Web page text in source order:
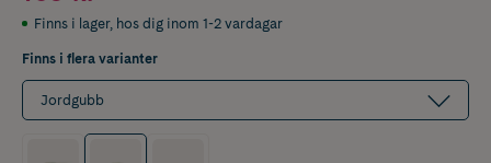
Finns i lager, hos dig inom 1-2 vardagar
Finns i flera varianter
Jordgubb